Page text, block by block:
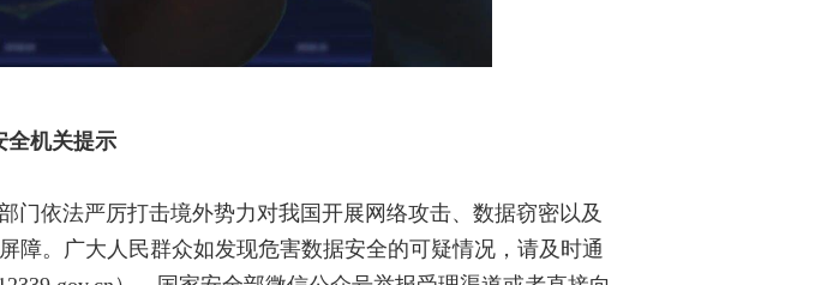
全机关提示
门依法严厉打击境外势力对我国开展网络攻击、数据窃密以及
障。广大人民群众如发现危害数据安全的可疑情况，请及时通